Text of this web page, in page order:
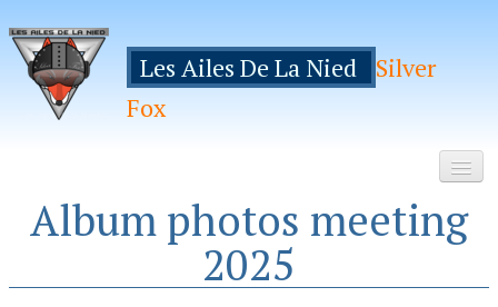
Les Ailes De La Nied
Silver
Fox
Accueil
Album photos meeting
2025